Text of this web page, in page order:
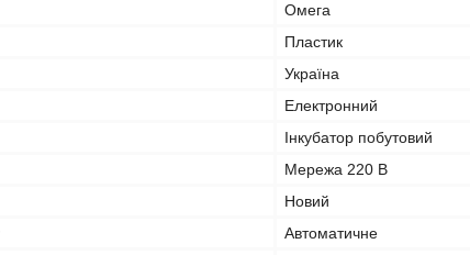
Омега
Пластик
Україна
Електронний
Інкубатор побутовий
Мережа 220 В
Новий
Автоматичне